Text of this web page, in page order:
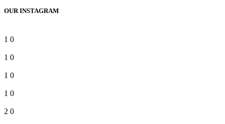
OUR INSTAGRAM
1 0
1 0
1 0
1 0
2 0